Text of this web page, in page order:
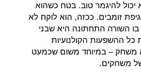
להיגמר טוב. בטח כשהוא
זומבים. ככזה, הוא לוקח לא
השורה התחתונה היא שבני
כל ההשפעות הקולנועיות
אוף אס 2 לא שוכח שהוא משחק – במיוחד משום שכמעט
של משחקים.